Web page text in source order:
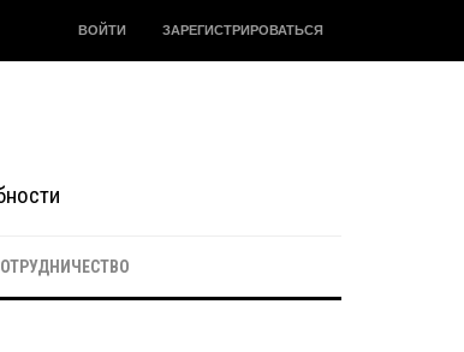
ВОЙТИ ЗАРЕГИСТРИРОВАТЬСЯ